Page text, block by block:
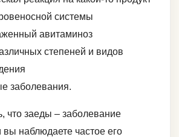
системы
авитаминоз
степеней и видов
заболевания.
что заеды – заболевание
вы наблюдаете частое его